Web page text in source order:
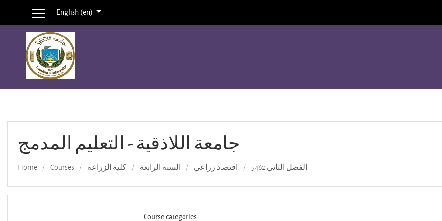
Skip to main content
Side panelEnglish ‎(en)‎
جامعة اللاذقية - التعليم المدمج
Home Courses كلية الزراعة السنة الرابعة اقتصاد زراعي الفصل الثاني 5462
Course categories: